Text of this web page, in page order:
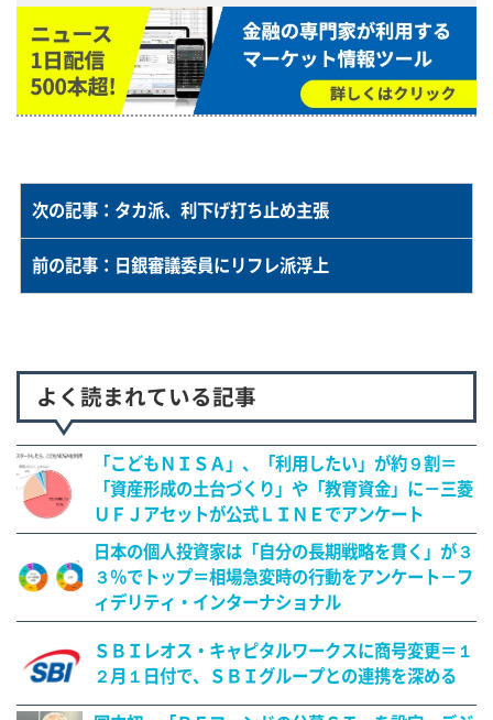
次の記事：タカ派、利下げ打ち止め主張
前の記事：日銀審議委員にリフレ派浮上
よく読まれている記事
「こどもＮＩＳＡ」、「利用したい」が約９割＝
「資産形成の土台づくり」や「教育資金」に－三菱
ＵＦＪアセットが公式ＬＩＮＥでアンケート
日本の個人投資家は「自分の長期戦略を貫く」が３
３％でトップ＝相場急変時の行動をアンケート－フ
ィデリティ・インターナショナル
ＳＢＩレオス・キャピタルワークスに商号変更＝１
２月１日付で、ＳＢＩグループとの連携を深める